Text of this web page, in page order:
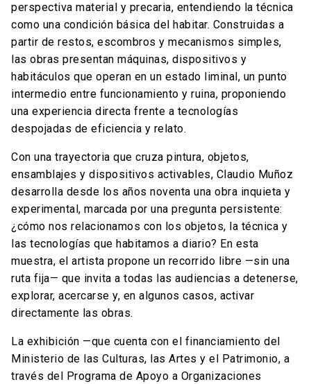
perspectiva material y precaria, entendiendo la técnica
como una condición básica del habitar. Construidas a
partir de restos, escombros y mecanismos simples,
las obras presentan máquinas, dispositivos y
habitáculos que operan en un estado liminal, un punto
intermedio entre funcionamiento y ruina, proponiendo
una experiencia directa frente a tecnologías
despojadas de eficiencia y relato.
Con una trayectoria que cruza pintura, objetos,
ensamblajes y dispositivos activables, Claudio Muñoz
desarrolla desde los años noventa una obra inquieta y
experimental, marcada por una pregunta persistente:
¿cómo nos relacionamos con los objetos, la técnica y
las tecnologías que habitamos a diario? En esta
muestra, el artista propone un recorrido libre —sin una
ruta fija— que invita a todas las audiencias a detenerse,
explorar, acercarse y, en algunos casos, activar
directamente las obras.
La exhibición —que cuenta con el financiamiento del
Ministerio de las Culturas, las Artes y el Patrimonio, a
través del Programa de Apoyo a Organizaciones